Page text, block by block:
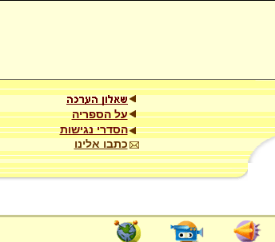
על הספריה
הסדרי נגישות
כתבו אלינו